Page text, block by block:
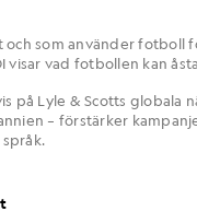
och som använder
vad fotbollen kan
på Lyle & Scotts globala
– förstärker
en digital serie som
består.